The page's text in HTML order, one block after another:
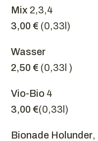
Mix 2,3,4
3,00 € (0,33l)
Wasser
2,50 € (0,33l )
Vio-Bio 4
3,00 €(0,33l)
Bionade Holunder,